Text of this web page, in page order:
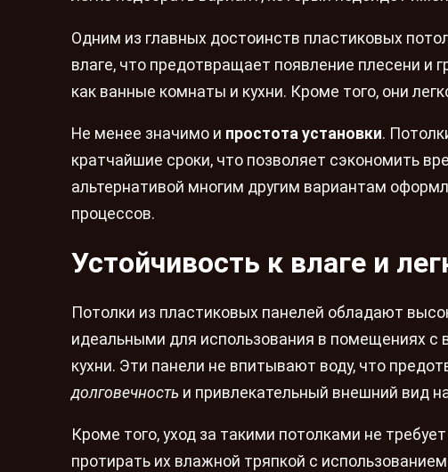
Одним из главных достоинств пластиковых
влаге, что предотвращает появление плесени
как ванные комнаты и кухни. Кроме того, они
Не менее значимо и простота установки.
кратчайшие сроки, что позволяет сэкономить
альтернативой многим другим вариантам
процессов.
Устойчивость к влаге и
Потолки из пластиковых панелей обладают
идеальными для использования в помещениях
кухни. Эти панели не впитывают воду, что
долговечность и привлекательный внешний вид
Кроме того, уход за такими потолками не
протирать их влажной тряпкой с